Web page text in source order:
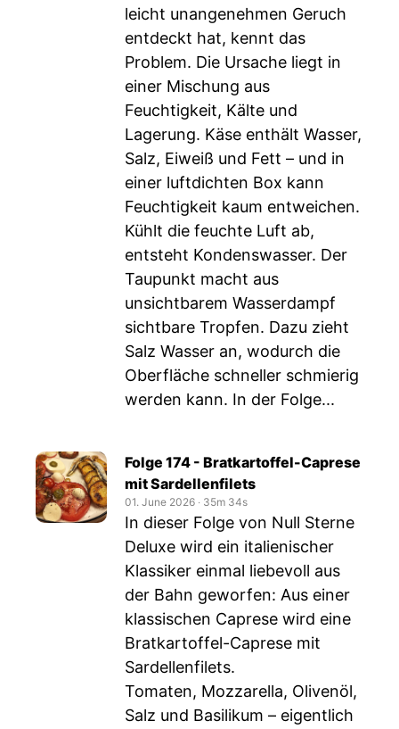
leicht unangenehmen Geruch
entdeckt hat, kennt das
Problem. Die Ursache liegt in
einer Mischung aus
Feuchtigkeit, Kälte und
Lagerung. Käse enthält Wasser,
Salz, Eiweiß und Fett – und in
einer luftdichten Box kann
Feuchtigkeit kaum entweichen.
Kühlt die feuchte Luft ab,
entsteht Kondenswasser. Der
Taupunkt macht aus
unsichtbarem Wasserdampf
sichtbare Tropfen. Dazu zieht
Salz Wasser an, wodurch die
Oberfläche schneller schmierig
werden kann. In der Folge...
Folge 174 - Bratkartoffel-Caprese
mit Sardellenfilets
01. June 2026 ‧ 35m 34s
In dieser Folge von Null Sterne
Deluxe wird ein italienischer
Klassiker einmal liebevoll aus
der Bahn geworfen: Aus einer
klassischen Caprese wird eine
Bratkartoffel-Caprese mit
Sardellenfilets.
Tomaten, Mozzarella, Olivenöl,
Salz und Basilikum – eigentlich